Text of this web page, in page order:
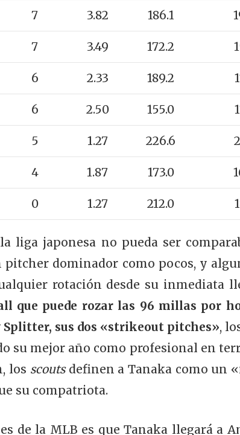
7 3.82 186.1
7 3.49 172.2
6 2.33 189.2
6 2.50 155.0
5 1.27 226.6
4 1.87 173.0
0 1.27 212.0
liga japonesa no pueda ser
pitcher dominador como pocos, y
rotación desde su inmediata
que puede rozar las 96 millas por
sus dos «strikeout pitches»,
su mejor año como profesional en
los scoutsdefinen a Tanaka como un
su compatriota.
de la MLB es que Tanaka llegará a